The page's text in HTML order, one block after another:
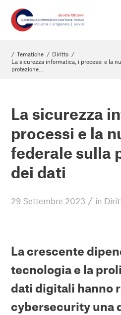
/ Tematiche / Diritto /
La sicurezza informatica, i processi e la
protezione...
La sicurezza
processi e la
federale sulla
dei dati
29 Settembre 2023 / in
La crescente
tecnologia e la
dati digitali hanno
cybersecurity una